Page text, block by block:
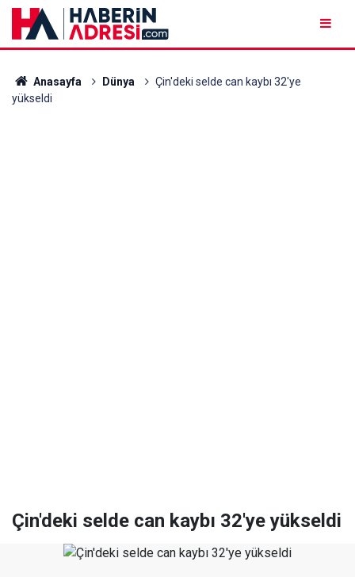
Anasayfa Dünya
Çin'deki selde can kaybı 32'ye
yükseldi
Çin'deki selde can kaybı 32'ye yükseldi